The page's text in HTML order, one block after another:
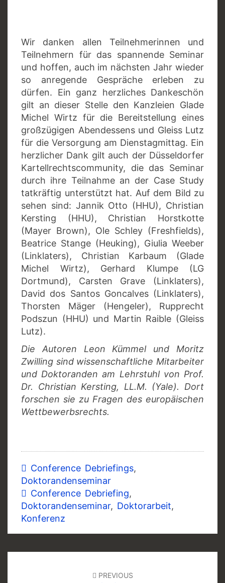
Wir danken allen Teilnehmerinnen und
Teilnehmern für das spannende Seminar
und hoffen, auch im nächsten Jahr wieder
so anregende Gespräche erleben zu
dürfen. Ein ganz herzliches Dankeschön
gilt an dieser Stelle den Kanzleien Glade
Michel Wirtz für die Bereitstellung eines
großzügigen Abendessens und Gleiss Lutz
für die Versorgung am Dienstagmittag. Ein
herzlicher Dank gilt auch der Düsseldorfer
Kartellrechtscommunity, die das Seminar
durch ihre Teilnahme an der Case Study
tatkräftig unterstützt hat. Auf dem Bild zu
sehen sind: Jannik Otto (HHU), Christian
Kersting (HHU), Christian Horstkotte
(Mayer Brown), Ole Schley (Freshfields),
Beatrice Stange (Heuking), Giulia Weeber
(Linklaters), Christian Karbaum (Glade
Michel Wirtz), Gerhard Klumpe (LG
Dortmund), Carsten Grave (Linklaters),
David dos Santos Goncalves (Linklaters),
Thorsten Mäger (Hengeler), Rupprecht
Podszun (HHU) und Martin Raible (Gleiss
Lutz).
Die Autoren Leon Kümmel und Moritz
Zwilling sind wissenschaftliche Mitarbeiter
und Doktoranden am Lehrstuhl von Prof.
Dr. Christian Kersting, LL.M. (Yale). Dort
forschen sie zu Fragen des europäischen
Wettbewerbsrechts.
Conference Debriefings,
Doktorandenseminar
Conference Debriefing,
Doktorandenseminar, Doktorarbeit,
Konferenz
PREVIOUS